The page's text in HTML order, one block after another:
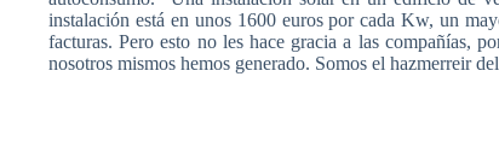
instalación está en unos1600 euros por cada Kw, un
facturas.Pero esto no leshace gracia a las compañías,
nosotros mismos hemos generado. Somos el hazmerreirdel